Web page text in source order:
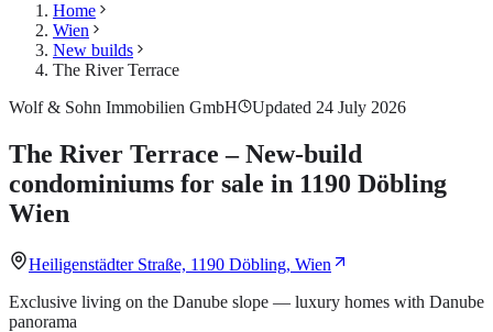
Home
Wien
New builds
The River Terrace
Wolf & Sohn Immobilien GmbH
Updated 24 July 2026
The River Terrace – New-build
condominiums for sale in 1190 Döbling
Wien
Heiligenstädter Straße, 1190 Döbling, Wien
Exclusive living on the Danube slope — luxury homes with Danube
panorama